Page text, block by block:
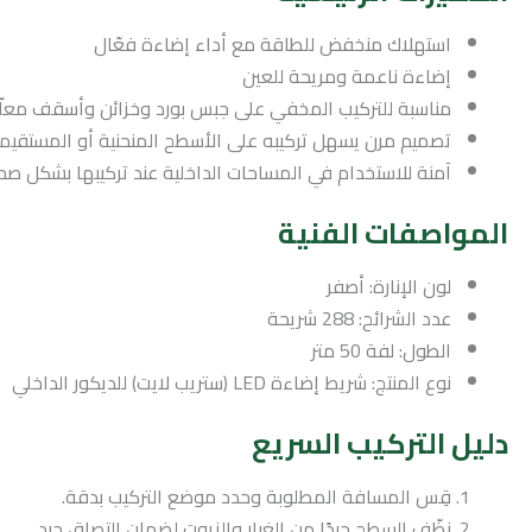
استهلاك منخفض للطاقة مع أداء إضاءة فعّال
إضاءة ناعمة ومريحة للعين
مناسبة للتركيب المخفي على جبس بورد وخزائن وأسقف
تصميم مرن يسهل تركيبه على الأسطح المنحنية أو
آمنة للاستخدام في المساحات الداخلية عند تركيبها بشكل
المواصفات الفنية
لون الإنارة: أصفر
عدد الشرائح: 288 شريحة
الطول: لفة 50 متر
نوع المنتج: شريط إضاءة LED (ستريب لايت) للديكور الداخلي
دليل التركيب السريع
قِس المسافة المطلوبة وحدد موضع التركيب بدقة.